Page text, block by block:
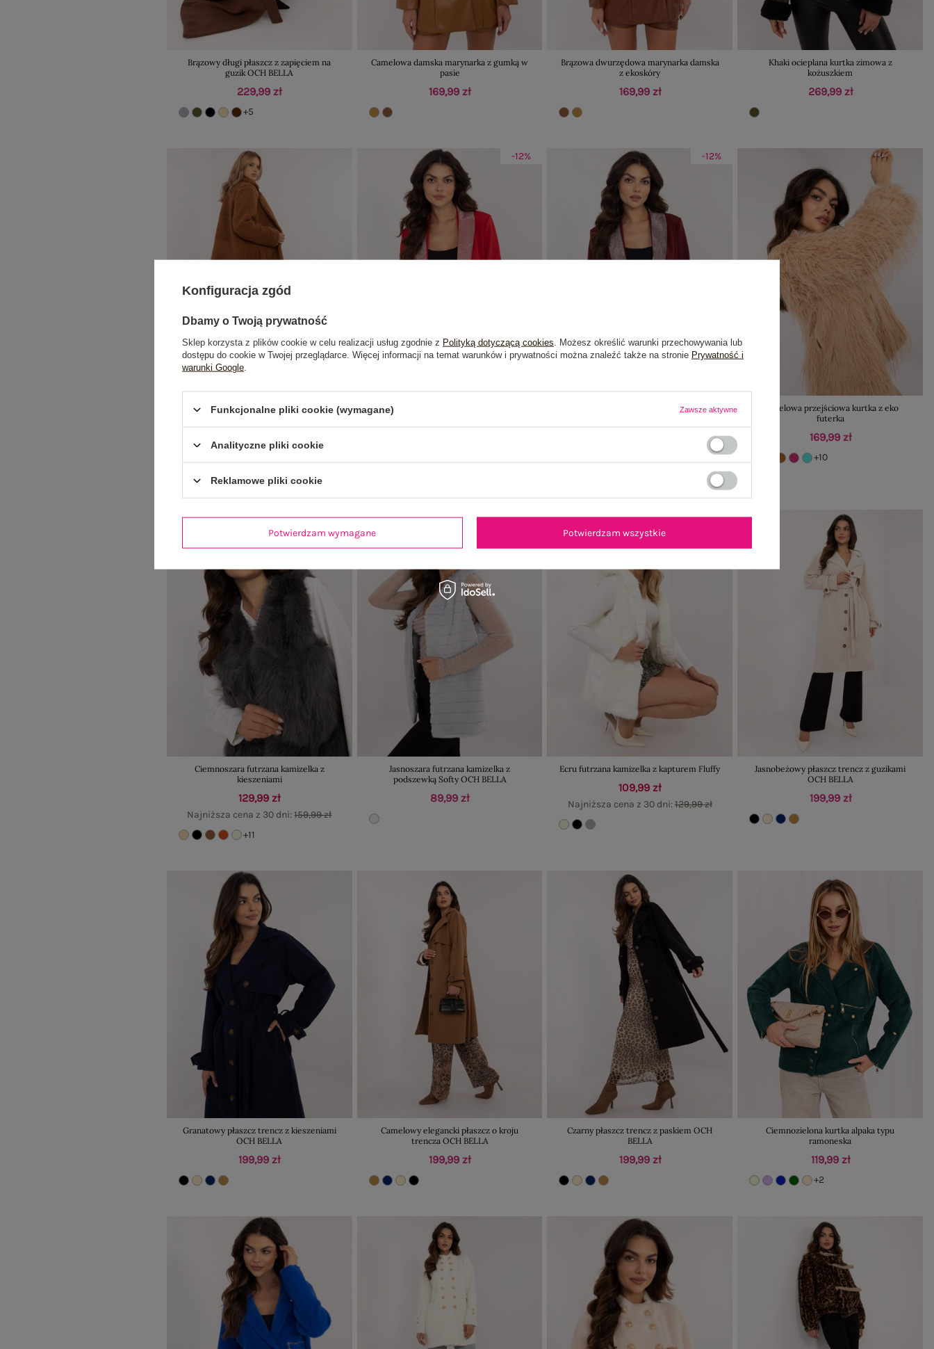
Brązowy długi płaszcz z zapięciem na
guzik OCH BELLA
229,99 zł
+5
Camelowa damska marynarka z gumką w
pasie
169,99 zł
Brązowa dwurzędowa marynarka damska
z ekoskóry
169,99 zł
Khaki ocieplana kurtka zimowa z
kożuszkiem
269,99 zł
Jasnobrązowy zimowy płaszcz typu teddy
-12%
Czerwona elegancka marynarka z
-12%
Burgundowa damska marynarka z
169,99 zł
Camelowa przejściowa kurtka z eko
futerka
169,99 zł
+10
-19%
Ciemnoszara futrzana kamizelka z
kieszeniami
129,99 zł
Najniższa cena z 30 dni:159,99 zł
+11
Jasnoszara futrzana kamizelka z
podszewką Softy OCH BELLA
89,99 zł
-15%
Ecru futrzana kamizelka z kapturem Fluffy
109,99 zł
Najniższa cena z 30 dni:129,99 zł
Jasnobeżowy płaszcz trencz z guzikami
OCH BELLA
199,99 zł
Granatowy płaszcz trencz z kieszeniami
OCH BELLA
199,99 zł
Camelowy elegancki płaszcz o kroju
trencza OCH BELLA
199,99 zł
Czarny płaszcz trencz z paskiem OCH
BELLA
199,99 zł
Ciemnozielona kurtka alpaka typu
ramoneska
119,99 zł
+2
Konfiguracja zgód
Dbamy o Twoją prywatność
Sklep korzysta z plików cookie w celu realizacji usług zgodnie z Polityką dotyczącą cookies . Możesz określić warunki przechowywania lub
dostępu do cookie w Twojej przeglądarce. Więcej informacji na temat warunków i prywatności można znaleźć także na stronie Prywatność i
warunki Google
Funkcjonalne pliki cookie (wymagane) Zawsze aktywne
Analityczne pliki cookie
Reklamowe pliki cookie
Potwierdzam wymagane Potwierdzam wszystkie